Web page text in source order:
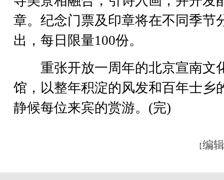
章。纪念门票及印章将在不同季节
出，每日限量100份。
重张开放一周年的北京宣南文
馆，以整年积淀的风发和百年士乡
静候每位来宾的赏游。(完)
【编